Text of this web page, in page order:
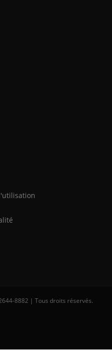
8882 | Tous droits réservés.